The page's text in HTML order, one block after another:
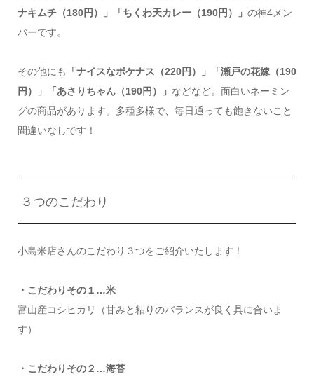
ナキムチ（180円）」「ちくわ天カレー（190円）」 の神4メン
バーです。
その他にも
「ナイスなボケナス（220円）」「瀬戸の花嫁（190
円）」「あさりちゃん（190円）」 などなど。面白いネーミン
グの商品があります。多種多様で、毎日通っても飽きないこと
間違いなしです！
３つのこだわり
小島米店さんのこだわり３つをご紹介いたします！
・こだわりその１…米
富山産コシヒカリ（甘みと粘りのバランスが良く具に合いま
す）
・こだわりその２…海苔